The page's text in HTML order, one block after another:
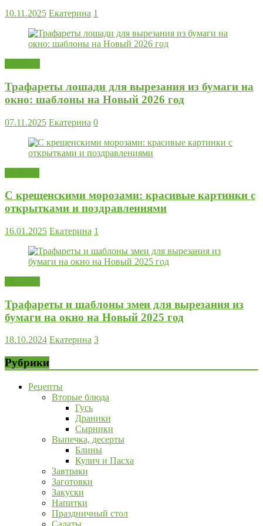
10.11.2025 Екатерина 1
Трафареты лошади для вырезания из бумаги на
окно: шаблоны на Новый 2026 год
07.11.2025 Екатерина 0
С крещенскими морозами: красивые картинки с
открытками и поздравлениями
16.01.2025 Екатерина 1
Трафареты и шаблоны змеи для вырезания из
бумаги на окно на Новый 2025 год
18.10.2024 Екатерина 3
Рубрики
Рецепты
Вторые блюда
Гусь
Драники
Сырники
Выпечка, десерты
Блины
Кулич и Пасха
Завтраки
Заготовки
Закуски
Напитки
Праздничный стол
Салаты